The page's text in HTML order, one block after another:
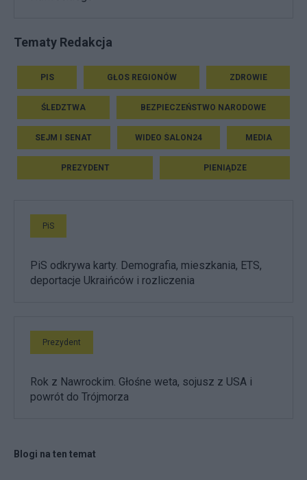
Tematy Redakcja
PIS GŁOS REGIONÓW ZDROWIE
ŚLEDZTWA BEZPIECZEŃSTWO NARODOWE
SEJM I SENAT WIDEO SALON24 MEDIA
PREZYDENT PIENIĄDZE
PiS
PiS odkrywa karty. Demografia, mieszkania, ETS,
deportacje Ukraińców i rozliczenia
Prezydent
Rok z Nawrockim. Głośne weta, sojusz z USA i
powrót do Trójmorza
Blogi na ten temat